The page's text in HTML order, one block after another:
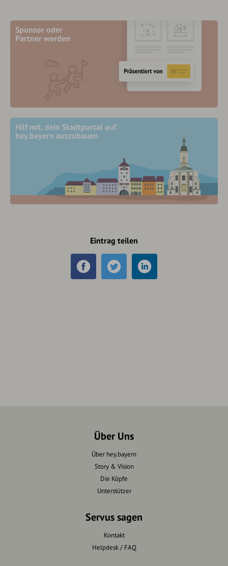
Sponsor oder
Partner werden
Hilf mit, dein Stadtportal auf
hey.bayern auszubauen
Eintrag teilen
Über Uns
Über hey.bayern
Story & Vision
Die Köpfe
Unterstützer
Servus sagen
Kontakt
Helpdesk / FAQ